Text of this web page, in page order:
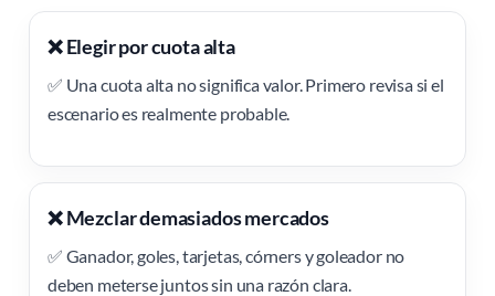
❌ Elegir por cuota alta
✅ Una cuota alta no significa valor. Primero revisa si el
escenario es realmente probable.
❌ Mezclar demasiados mercados
✅ Ganador, goles, tarjetas, córners y goleador no
deben meterse juntos sin una razón clara.